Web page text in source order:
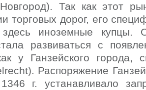
Так как этот
торговых дорог, его
здесь иноземные купцы.
развиваться с
у Ганзейского города,
Распоряжение
г. устанавливало